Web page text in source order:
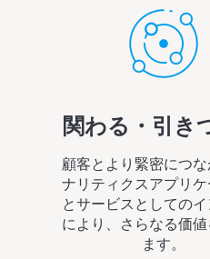
関わる・引き
顧客とより緊密につ
ナリティクスアプリ
とサービスとしてのイ
により、さらなる価
ます。